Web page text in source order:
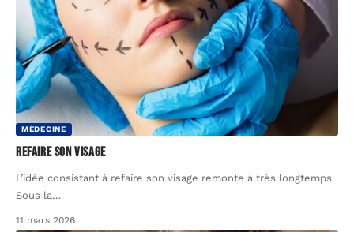
MÉDECINE
Refaire son visage
L’idée consistant à refaire son visage remonte à très longtemps.
Sous la…
11 mars 2026